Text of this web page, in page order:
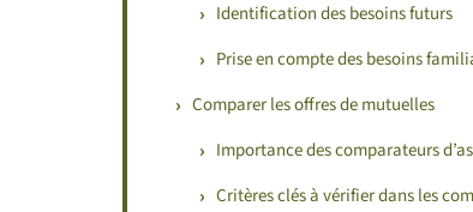
Identification des besoins futurs
Prise en compte des besoins
Comparer les offres de mutuelles
Importance des comparateurs
Critères clés à vérifier dans les